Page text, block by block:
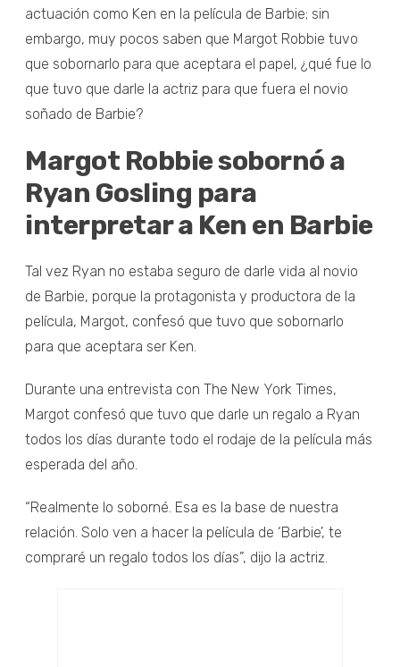
actuación como Ken en la película de Barbie; sin
embargo, muy pocos saben que Margot Robbie tuvo
que sobornarlo para que aceptara el papel, ¿qué fue lo
que tuvo que darle la actriz para que fuera el novio
soñado de Barbie?
Margot Robbie sobornó a
Ryan Gosling para
interpretar a Ken en Barbie
Tal vez Ryan no estaba seguro de darle vida al novio
de Barbie, porque la protagonista y productora de la
película, Margot, confesó que tuvo que sobornarlo
para que aceptara ser Ken.
Durante una entrevista con The New York Times,
Margot confesó que tuvo que darle un regalo a Ryan
todos los días durante todo el rodaje de la película más
esperada del año.
“Realmente lo soborné. Esa es la base de nuestra
relación. Solo ven a hacer la película de ‘Barbie’, te
compraré un regalo todos los días”, dijo la actriz.